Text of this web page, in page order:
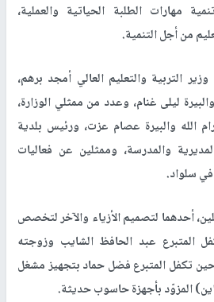
مهارات الطلبة الحياتية والعملية،
من أجل التنمية.
التربية والتعليم العالي أمجد برهم،
ليلى غنام، وعدد من ممثلي الوزارة،
الله والبيرة عصام عزت، ورئيس بلدية
والمدرسة، وممثلين عن فعاليات
سلواد.
أحدهما لتصميم الأزياء والآخر لتخصص
المتبرع عبد الحافظ الشايب وزوجته
تكفل المتبرع فضل حماد بتجهيز مشغل
المزوّد بأجهزة حاسوب حديثة.